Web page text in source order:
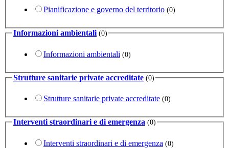
Pianificazione e governo del territorio (0)
Informazioni ambientali (0)
Informazioni ambientali (0)
Strutture sanitarie private accreditate (0)
Strutture sanitarie private accreditate (0)
Interventi straordinari e di emergenza (0)
Interventi straordinari e di emergenza (0)